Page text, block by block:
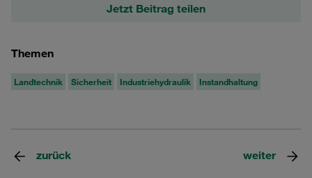
Jetzt Beitrag teilen
Themen
Landtechnik Sicherheit Industriehydraulik Instandhaltung
zurück weiter